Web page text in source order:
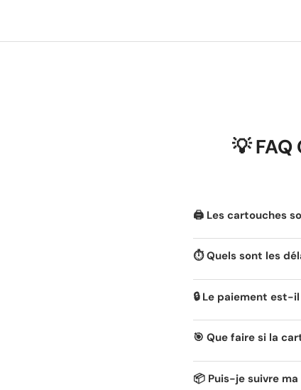
💡
🖨️ Les cartouches
⏱️ Quels sont les
🔒 Le paiement est-
🎯 Que faire si la
📦 Puis-je suivre